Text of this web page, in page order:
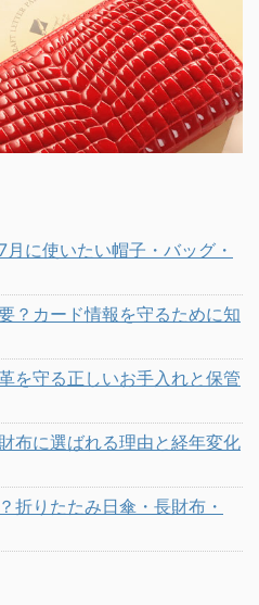
に使いたい帽子・バッグ・
？カード情報を守るために知
を守る正しいお手入れと保管
布に選ばれる理由と経年変化
折りたたみ日傘・長財布・